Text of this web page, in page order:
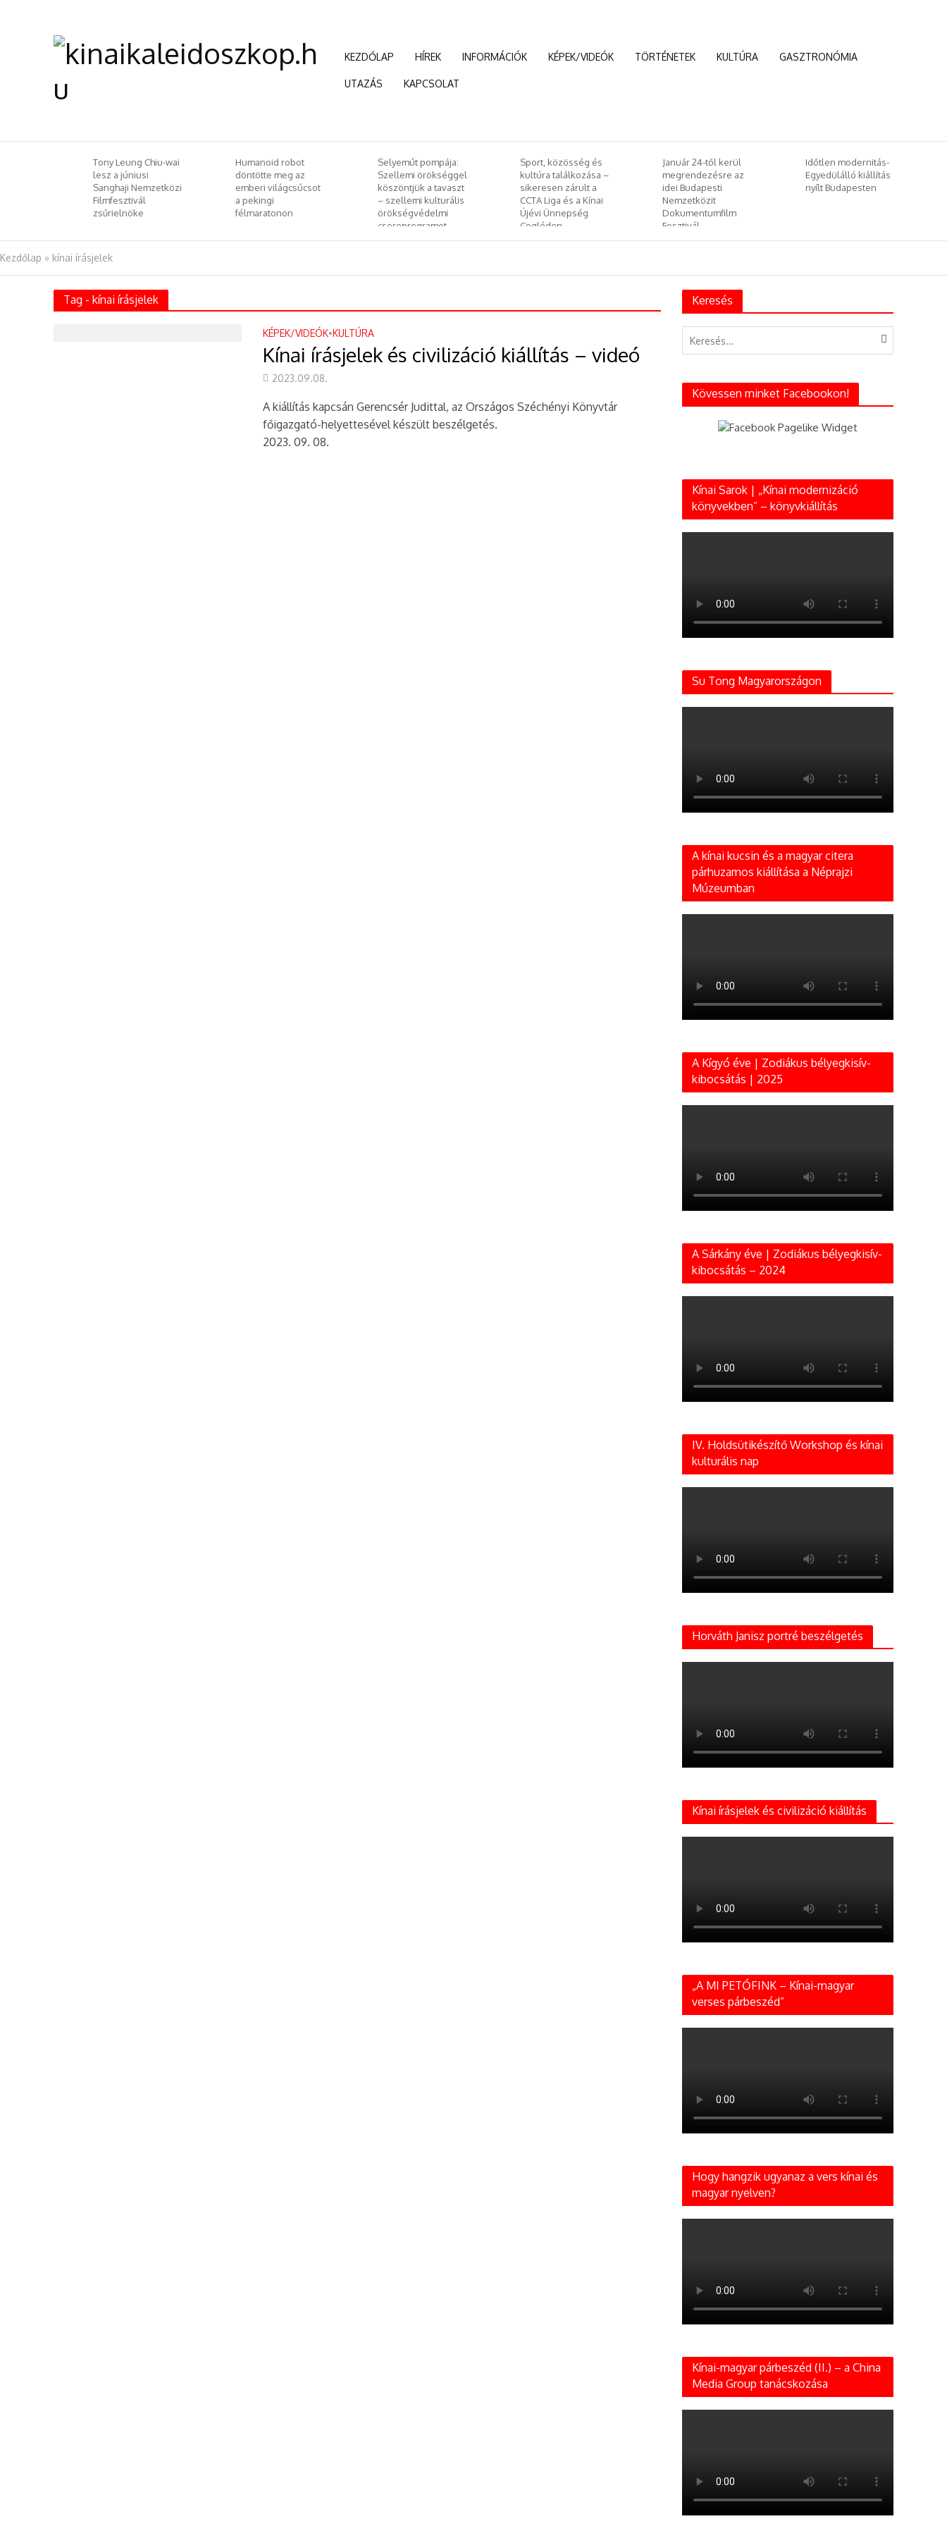
KEZDŐLAP HÍREK INFORMÁCIÓK KÉPEK/VIDEÓK TÖRTÉNETEK KULTÚRA GASZTRONÓMIA
UTAZÁS KAPCSOLAT
Humanoid robot
döntötte meg az
emberi világcsúcsot
a pekingi
félmaratonon
Selyemút pompája:
Szellemi örökséggel
köszöntjük a tavaszt
– szellemi kulturális
örökségvédelmi
Sport, közösség és
kultúra találkozása –
sikeresen zárult a
CCTA Liga és a Kínai
Újévi Ünnepség
Cegléden
Január 24-től kerül
megrendezésre az
idei Budapesti
Nemzetközit
Dokumentumfilm
Fesztivál
Időtlen modernitás-
Egyedülálló kiállítás
nyílt Budapesten
Kína az új világrend
egyik vezetője lesz –
és Európa?
Kezdőlap » kínai írásjelek
Tag - kínai írásjelek
KÉPEK/VIDEÓK•KULTÚRA
Kínai írásjelek és civilizáció kiállítás – videó
2023.09.08.
A kiállítás kapcsán Gerencsér Judittal, az Országos Széchényi Könyvtár
főigazgató-helyettesével készült beszélgetés.
2023. 09. 08.
Keresés
Kövessen minket Facebookon!
Kínai Sarok | „Kínai modernizáció
könyvekben” – könyvkiállítás
Su Tong Magyarországon
A kínai kucsin és a magyar citera
párhuzamos kiállítása a Néprajzi
Múzeumban
A Kígyó éve | Zodiákus bélyegkisív-
kibocsátás | 2025
A Sárkány éve | Zodiákus bélyegkisív-
kibocsátás – 2024
IV. Holdsütikészítő Workshop és kínai
kulturális nap
Horváth Janisz portré beszélgetés
Kínai írásjelek és civilizáció kiállítás
„A MI PETŐFINK – Kínai-magyar
verses párbeszéd”
Hogy hangzik ugyanaz a vers kínai és
magyar nyelven?
Kínai-magyar párbeszéd (II.) – a China
Media Group tanácskozása